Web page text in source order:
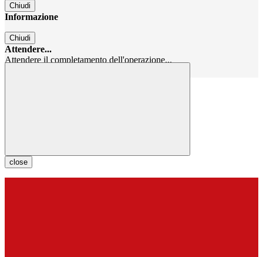
Chiudi
Informazione
Chiudi
Attendere...
Attendere il completamento dell'operazione...
close